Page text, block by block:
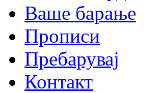
Ваше барање
Прописи
Пребарувај
Контакт